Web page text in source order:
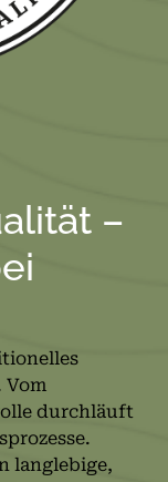
–
Vom
durchläuft
langlebige,